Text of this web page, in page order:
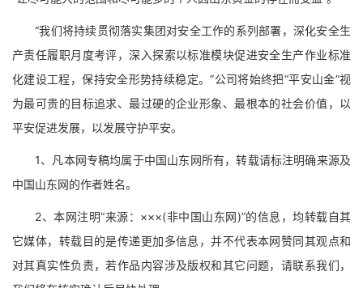
“我们将持续贯彻落实集团对安全工作的系列部署，深化安全生
产责任履职月度考评，深入探索以标准模块促进安全生产作业标准
化建设工程，保持安全形势持续稳定。”公司将始终把“平安山金”视
为最可贵的目标追求、最过硬的企业形象、最根本的社会价值，以
平安促进发展，以发展守护平安。
1、凡本网专稿均属于中国山东网所有，转载请标注明确来源及
中国山东网的作者姓名。
2、本网注明“来源：×××(非中国山东网)”的信息，均转载自其
它媒体，转载目的是传递更加多信息，并不代表本网赞同其观点和
对其真实性负责，若作品内容涉及版权和其它问题，请联系我们，